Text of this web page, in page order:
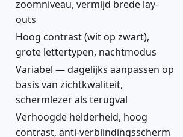
zoomniveau, vermijd brede lay-
outs
Hoog contrast (wit op zwart),
grote lettertypen, nachtmodus
Variabel — dagelijks aanpassen op
basis van zichtkwaliteit,
schermlezer als terugval
Verhoogde helderheid, hoog
contrast, anti-verblindingsscherm